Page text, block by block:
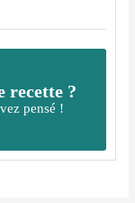
recette ?
pensé !